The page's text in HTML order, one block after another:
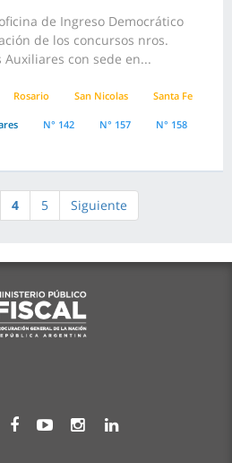
de Ingreso Democrático
de los concursos nros.
Auxiliares con sede en...
Rosario San Nicolas Santa Fe
N° 142 N° 157 N° 158
4 5 Siguiente